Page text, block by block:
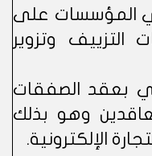
المؤسسات على
وتزوير
بعقد الصفقات
وهو بذلك
الإلكترونية.